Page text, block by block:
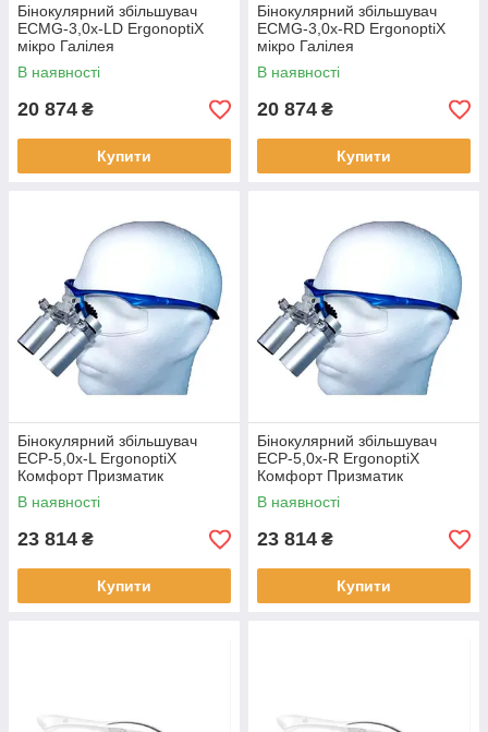
Бінокулярний збільшувач
ECMG-3,0x-LD ErgonoptiX
мікро Галілея
В наявності
20 874 ₴
Купити
Бінокулярний збільшувач
ECMG-3,0x-RD ErgonoptiX
мікро Галілея
В наявності
20 874 ₴
Купити
Бінокулярний збільшувач
ECP-5,0x-L ErgonoptiX
Комфорт Призматик
В наявності
23 814 ₴
Купити
Бінокулярний збільшувач
ECP-5,0x-R ErgonoptiX
Комфорт Призматик
В наявності
23 814 ₴
Купити